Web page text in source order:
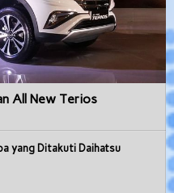
All New Terios
yang Ditakuti Daihatsu